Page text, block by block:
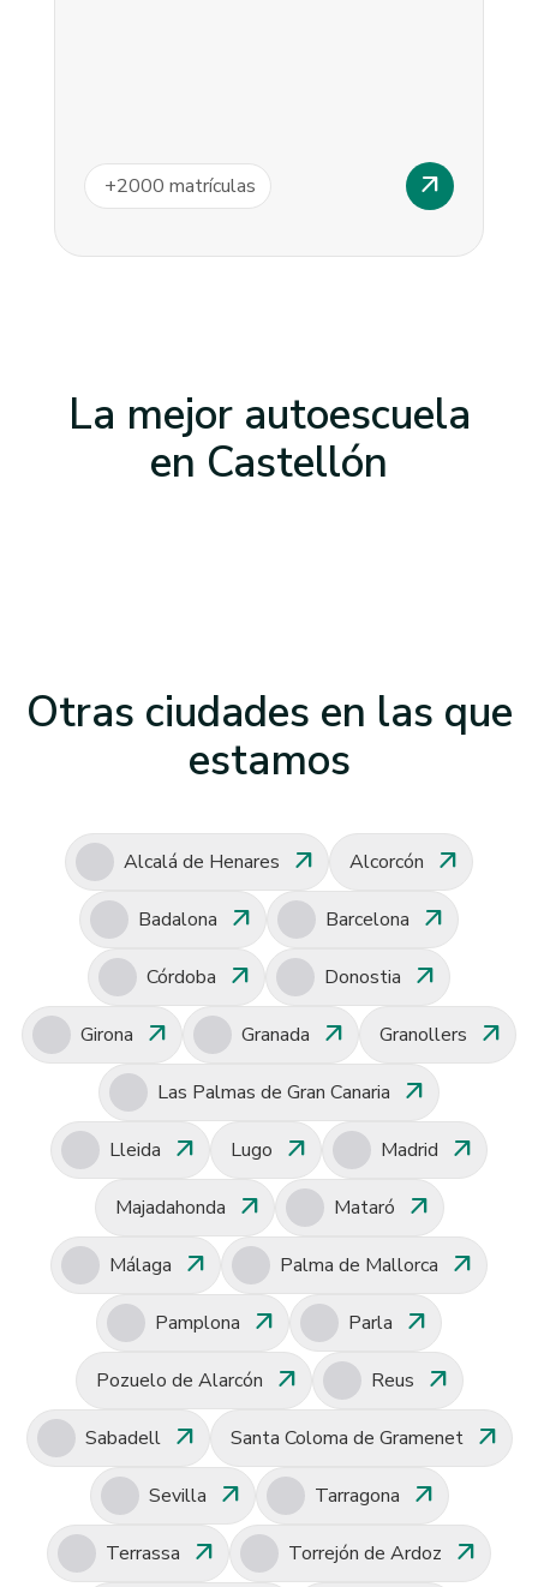
+2000 matrículas arrow_outward
La mejor autoescuela
en Castellón
Otras ciudades en las que
estamos
Alcalá de Henares arrow_outward Alcorcón arrow_outward
Badalona arrow_outward Barcelona arrow_outward
Córdoba arrow_outward Donostia arrow_outward
Girona arrow_outward Granada arrow_outward Granollers arrow_outward
Las Palmas de Gran Canaria arrow_outward
Lleida arrow_outward Lugo arrow_outward Madrid arrow_outward
Majadahonda arrow_outward Mataró arrow_outward
Málaga arrow_outward Palma de Mallorca arrow_outward
Pamplona arrow_outward Parla arrow_outward
Pozuelo de Alarcón arrow_outward Reus arrow_outward
Sabadell arrow_outward Santa Coloma de Gramenet arrow_outward
Sevilla arrow_outward Tarragona arrow_outward
Terrassa arrow_outward Torrejón de Ardoz arrow_outward